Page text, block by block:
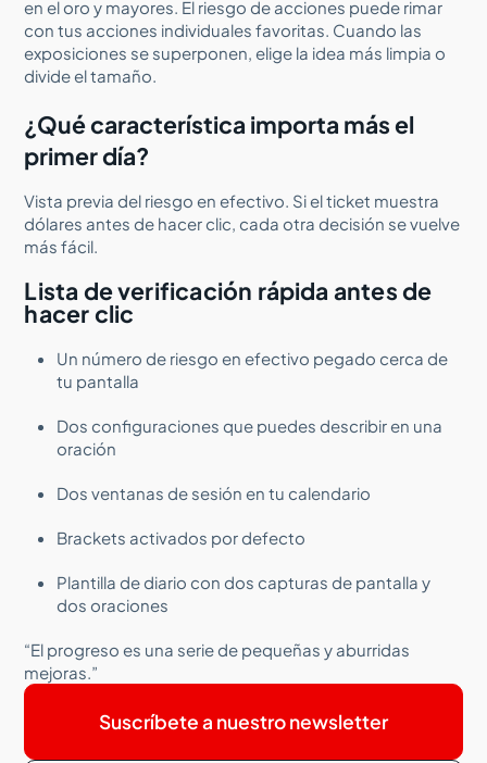
en el oro y mayores. El riesgo de acciones puede rimar
con tus acciones individuales favoritas. Cuando las
exposiciones se superponen, elige la idea más limpia o
divide el tamaño.
¿Qué característica importa más el
primer día?
Vista previa del riesgo en efectivo. Si el ticket muestra
dólares antes de hacer clic, cada otra decisión se vuelve
más fácil.
Lista de verificación rápida antes de
hacer clic
Un número de riesgo en efectivo pegado cerca de
tu pantalla
Dos configuraciones que puedes describir en una
oración
Dos ventanas de sesión en tu calendario
Brackets activados por defecto
Plantilla de diario con dos capturas de pantalla y
dos oraciones
“El progreso es una serie de pequeñas y aburridas
mejoras.”
Suscríbete a nuestro newsletter